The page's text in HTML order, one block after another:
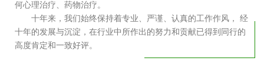
何心理治疗、药物治疗。
十年来，我们始终保持着专业、严谨、认真的工作作风， 经
十年的发展与沉淀，在行业中所作出的努力和贡献已得到同行的
高度肯定和一致好评。